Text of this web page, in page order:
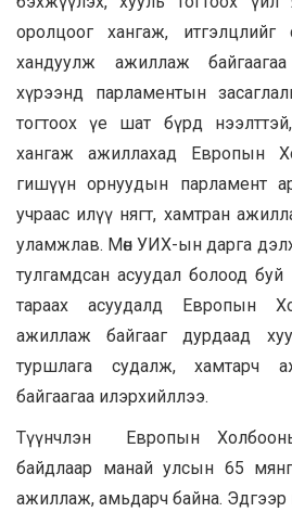
оролцоог хангаж, итгэлцлийг
хандуулж ажиллаж
хүрээнд парламентын
тогтоох үе шат бүрд
хангаж ажиллахад Европын
гишүүн орнуудын парламент
учраас илүү нягт, хамтран
уламжлав. Мөн УИХ-ын дарга
тулгамдсан асуудал болоод
тараах асуудалд Европын
ажиллаж байгааг дурдаад
туршлага судалж, хамтарч
байгаагаа илэрхийллээ.
Түүнчлэн Европын Холбооны
байдлаар манай улсын 65
ажиллаж, амьдарч байна. Эдгээр